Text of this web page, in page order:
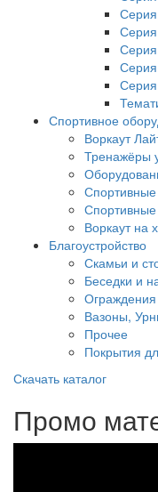
Спортивное
Воркаут
Тренажёры
Воркаут на
Благоустройство
Скамьи и
Беседки и
Ограждения
Вазоны,
Прочее
Покрытия
Скачать каталог
Промо